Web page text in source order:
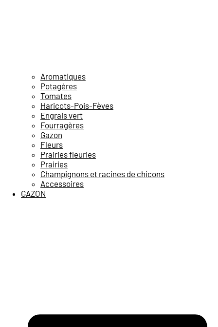
Aromatiques
Potagères
Tomates
Haricots-Pois-Fèves
Engrais vert
Fourragères
Gazon
Fleurs
Prairies fleuries
Prairies
Champignons et racines de chicons
Accessoires
GAZON